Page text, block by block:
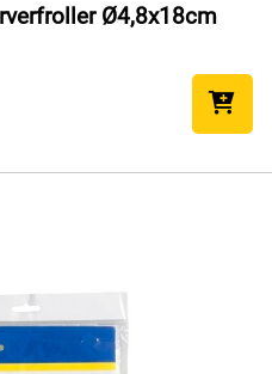
Ø4,8x18cm